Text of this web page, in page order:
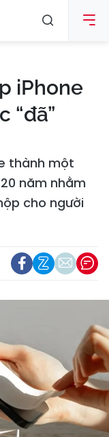
iPhone
“đã”
thành một
năm nhằm
cho người